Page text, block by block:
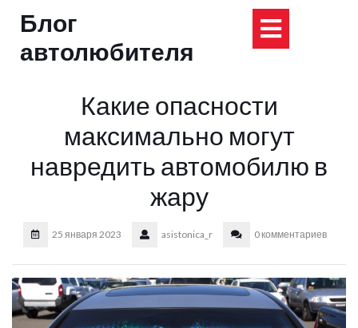
Блог
автолюбителя
Какие опасности
максимально могут
навредить автомобилю в
жару
25 января 2023 asistonica_r 0 комментариев